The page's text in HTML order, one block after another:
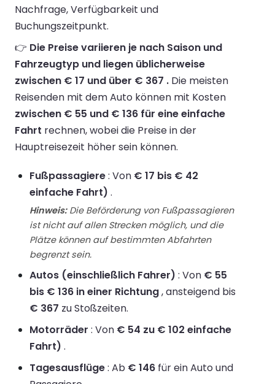
Nachfrage, Verfügbarkeit und
Buchungszeitpunkt.
👉 Die Preise variieren je nach Saison und
Fahrzeugtyp und liegen üblicherweise
zwischen € 17 und über € 367 . Die meisten
Reisenden mit dem Auto können mit Kosten
zwischen € 55 und € 136 für eine einfache
Fahrt rechnen, wobei die Preise in der
Hauptreisezeit höher sein können.
Fußpassagiere: Von € 17 bis € 42
einfache Fahrt) .
Hinweis:Die Beförderung von Fußpassagieren
ist nicht auf allen Strecken möglich, und die
Plätze können auf bestimmten Abfahrten
begrenzt sein.
Autos (einschließlich Fahrer) : Von € 55
bis € 136 in einer Richtung, ansteigend bis
€ 367 zu Stoßzeiten.
Motorräder : Von € 54 zu € 102 einfache
Fahrt) .
Tagesausflüge: Ab € 146 für ein Auto und